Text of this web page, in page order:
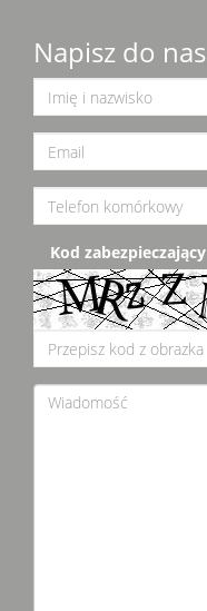
Napisz do nas
Kod zabezpieczający